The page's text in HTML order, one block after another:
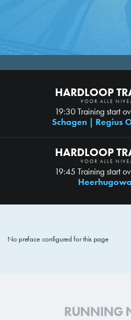
HARDLOOP
VOOR ALLE
19:30 Training start
Schagen | Regius
HARDLOOP
VOOR ALLE
19:45 Training start
No preface configured for this page
RUNNING